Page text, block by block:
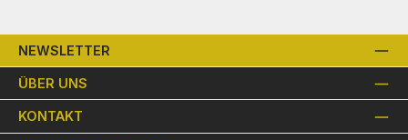
NEWSLETTER
ÜBER UNS
KONTAKT